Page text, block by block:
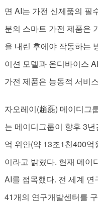
면 AI는 가전 신제품의 필
분의 스마트 가전 제품은
을 내린 후에야 작동하는
이션 모델과 온디바이스
가전 제품은 능동적 서비
자오레이(趙磊) 메이디그
는 메이디그룹이 향후 3
억 위안(약 13조1천400
이라고 밝혔다. 현재 메이
AI를 접목했다. 전 세계
41개의 연구개발센터를